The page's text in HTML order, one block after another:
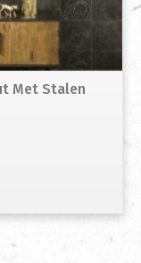
Met Stalen